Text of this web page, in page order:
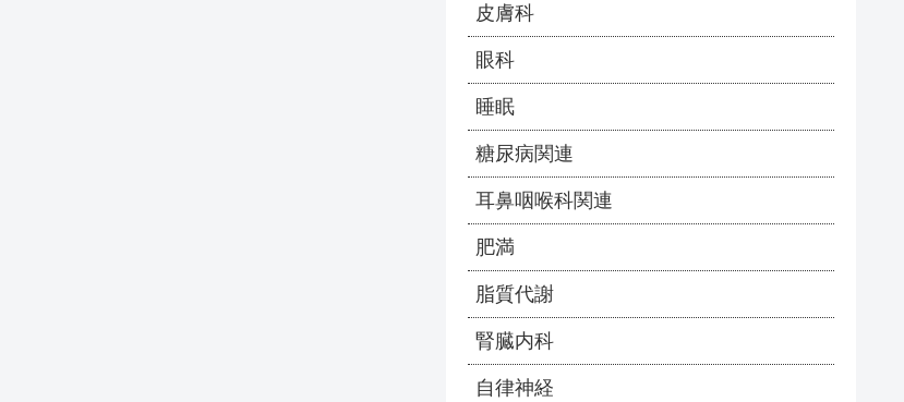
皮膚科
眼科
睡眠
糖尿病関連
耳鼻咽喉科関連
肥満
脂質代謝
腎臓内科
自律神経